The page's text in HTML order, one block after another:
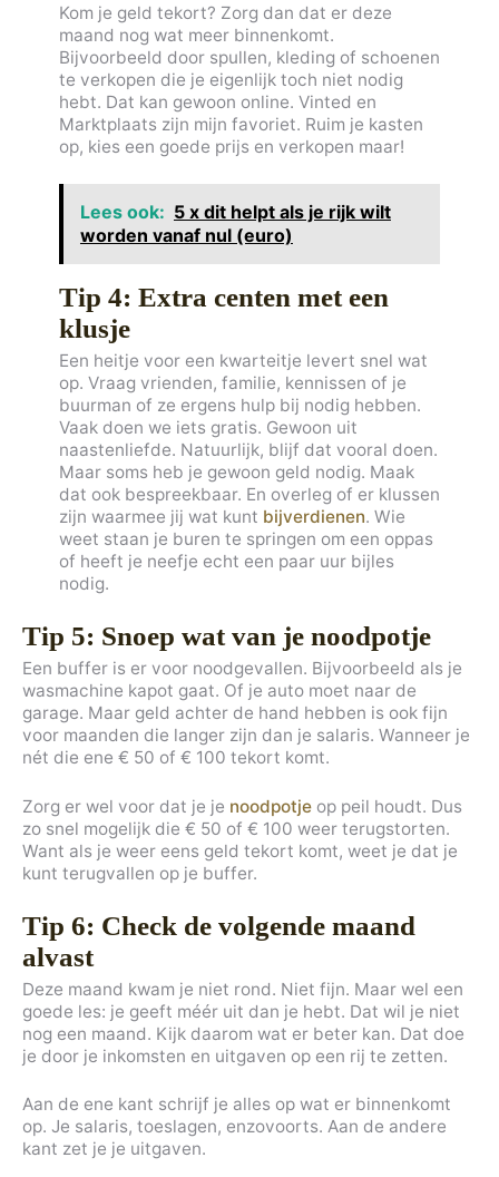
Kom je geld tekort? Zorg dan dat er deze
maand nog wat meer binnenkomt.
Bijvoorbeeld door spullen, kleding of schoenen
te verkopen die je eigenlijk toch niet nodig
hebt. Dat kan gewoon online. Vinted en
Marktplaats zijn mijn favoriet. Ruim je kasten
op, kies een goede prijs en verkopen maar!
Lees ook: 5 x dit helpt als je rijk wilt
worden vanaf nul (euro)
Tip 4: Extra centen met een
klusje
Een heitje voor een kwarteitje levert snel wat
op. Vraag vrienden, familie, kennissen of je
buurman of ze ergens hulp bij nodig hebben.
Vaak doen we iets gratis. Gewoon uit
naastenliefde. Natuurlijk, blijf dat vooral doen.
Maar soms heb je gewoon geld nodig. Maak
dat ook bespreekbaar. En overleg of er klussen
zijn waarmee jij wat kunt bijverdienen. Wie
weet staan je buren te springen om een oppas
of heeft je neefje echt een paar uur bijles
nodig.
Tip 5: Snoep wat van je noodpotje
Een buffer is er voor noodgevallen. Bijvoorbeeld als je
wasmachine kapot gaat. Of je auto moet naar de
garage. Maar geld achter de hand hebben is ook fijn
voor maanden die langer zijn dan je salaris. Wanneer je
nét die ene € 50 of € 100 tekort komt.
Zorg er wel voor dat je je noodpotje op peil houdt. Dus
zo snel mogelijk die € 50 of € 100 weer terugstorten.
Want als je weer eens geld tekort komt, weet je dat je
kunt terugvallen op je buffer.
Tip 6: Check de volgende maand
alvast
Deze maand kwam je niet rond. Niet fijn. Maar wel een
goede les: je geeft méér uit dan je hebt. Dat wil je niet
nog een maand. Kijk daarom wat er beter kan. Dat doe
je door je inkomsten en uitgaven op een rij te zetten.
Aan de ene kant schrijf je alles op wat er binnenkomt
op. Je salaris, toeslagen, enzovoorts. Aan de andere
kant zet je je uitgaven.